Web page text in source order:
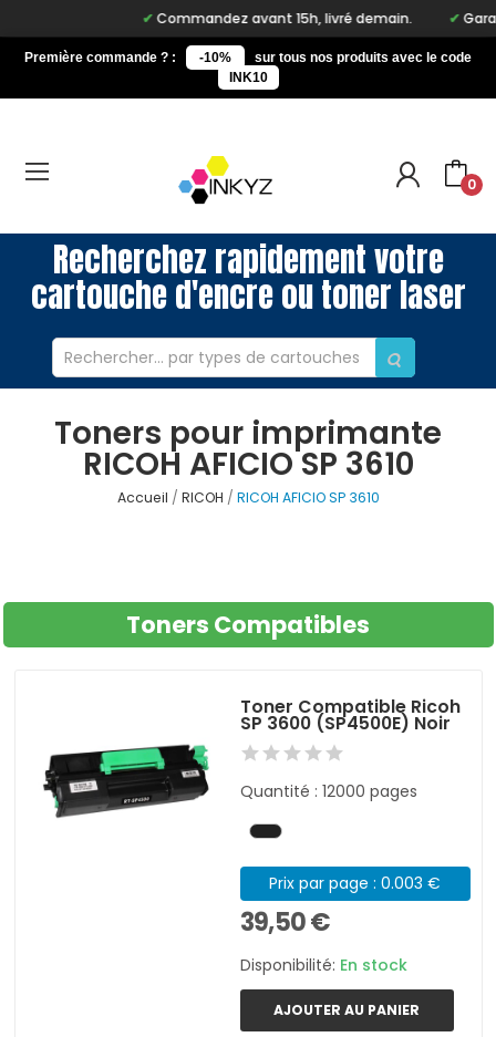
Commandez avant 15h, livré demain.
Première commande ? : -10%
sur tous nos produits avec le code
INK10
0
Recherchez rapidement votre
cartouche d'encre ou toner laser
Toners pour imprimante
RICOH AFICIO SP 3610
Accueil RICOH RICOH AFICIO SP 3610
Toners Compatibles
Toner Compatible Ricoh
SP 3600 (SP4500E) Noir
Quantité : 12000 pages
Prix par page : 0.003 €
39,50 €
Disponibilité: En stock
AJOUTER AU PANIER